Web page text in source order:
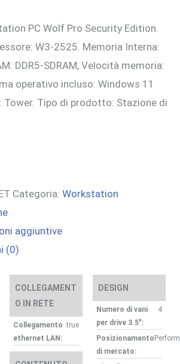
€.
attuale
è:
5.725,00 €.
PC Wolf Pro Security Edition.
W3-2525. Memoria Interna:
DDR5-SDRAM, Velocità memoria:
operativo incluso: Windows 11
Tower. Tipo di prodotto: Stazione di
Categoria: Workstation
aggiuntive
(0)
COLLEGAMENT
O IN RETE
Collegamento
ethernet LAN:
true
DESIGN
Numero di vani
per drive 3.5″:
4
Posizionamento
di mercato: